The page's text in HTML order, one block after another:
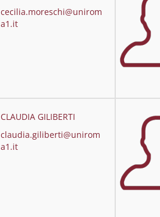
cecilia.moreschi@unirom
a1.it
CLAUDIA GILIBERTI
claudia.giliberti@unirom
a1.it